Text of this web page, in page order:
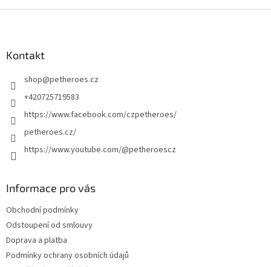
Kontakt
shop@petheroes.cz
+420725719583
https://www.facebook.com/czpetheroes/
petheroes.cz/
https://www.youtube.com/@petheroescz
Informace pro vás
Obchodní podmínky
Odstoupení od smlouvy
Doprava a platba
Podmínky ochrany osobních údajů